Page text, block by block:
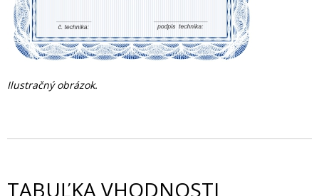
Ilustračný obrázok.
TABUĽKA VHODNOSTI